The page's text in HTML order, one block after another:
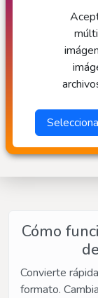
Cómo
Convierte
formato.